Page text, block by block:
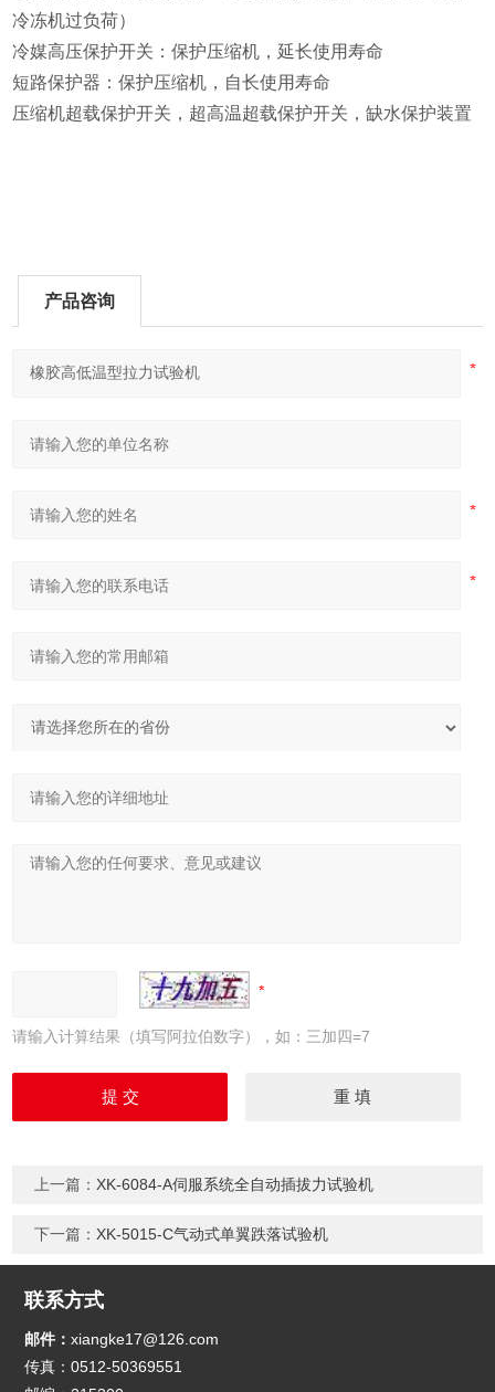
冷冻机过负荷）
冷媒高压保护开关：保护压缩机，延长使用寿命
短路保护器：保护压缩机，自长使用寿命
压缩机超载保护开关，超高温超载保护开关，缺水保护装置
产品咨询
请输入计算结果（填写阿拉伯数字），如：三加四=7
上一篇： XK-6084-A伺服系统全自动插拔力试验机
下一篇： XK-5015-C气动式单翼跌落试验机
联系方式
邮件：xiangke17@126.com
传真：0512-50369551